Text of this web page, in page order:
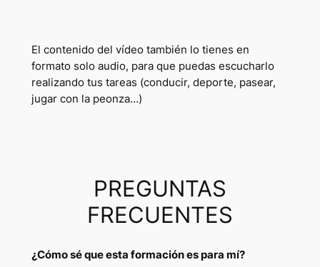
El contenido del vídeo también lo tienes en
formato solo audio, para que puedas escucharlo
realizando tus tareas (conducir, deporte, pasear,
jugar con la peonza…)
PREGUNTAS
FRECUENTES
¿Cómo sé que esta formación es para mí?